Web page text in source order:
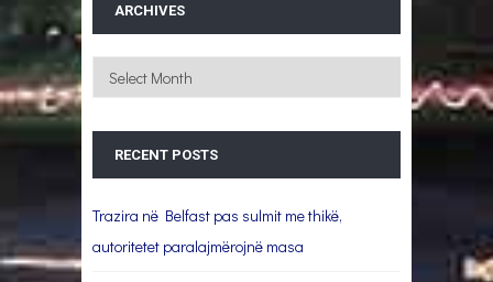
ARCHIVES
Archives
RECENT POSTS
Trazira në Belfast pas sulmit me thikë,
autoritetet paralajmërojnë masa